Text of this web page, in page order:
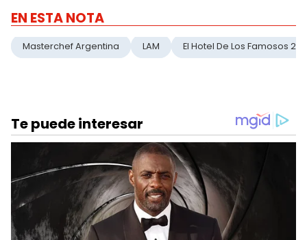
EN ESTA NOTA
Masterchef Argentina LAM El Hotel De Los Famosos 2